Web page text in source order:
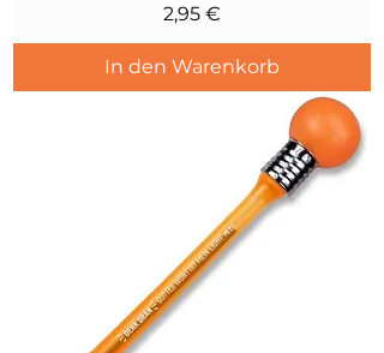
Preis
2,95 €
In den Warenkorb